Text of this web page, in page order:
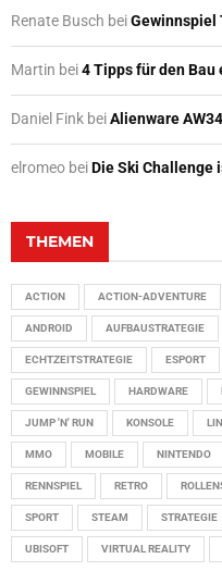
Renate Busch beiGewinnspiel
Martin bei4 Tipps für den Bau
Daniel Fink beiAlienware
elromeo beiDie Ski Challenge
THEMEN
ACTION ACTION-ADVENTURE
ANDROID AUFBAUSTRATEGIE
ECHTZEITSTRATEGIE ESPORT
GEWINNSPIEL HARDWARE
JUMP 'N' RUN KONSOLE
MMO MOBILE NINTENDO
RENNSPIEL RETRO
SPORT STEAM STRATEGIE
UBISOFT VIRTUAL REALITY